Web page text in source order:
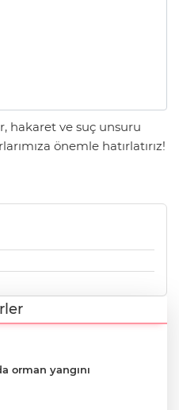
hakaret ve suç unsuru
önemle hatırlatırız!
orman yangını